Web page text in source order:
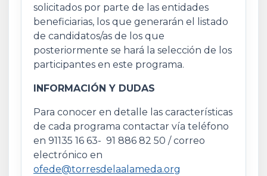
solicitados por parte de las entidades
beneficiarias, los que generarán el listado
de candidatos/as de los que
posteriormente se hará la selección de los
participantes en este programa.
INFORMACIÓN Y DUDAS
Para conocer en detalle las características
de cada programa contactar vía teléfono
en 91135 16 63- 91 886 82 50 / correo
electrónico en
ofede@torresdelaalameda.org